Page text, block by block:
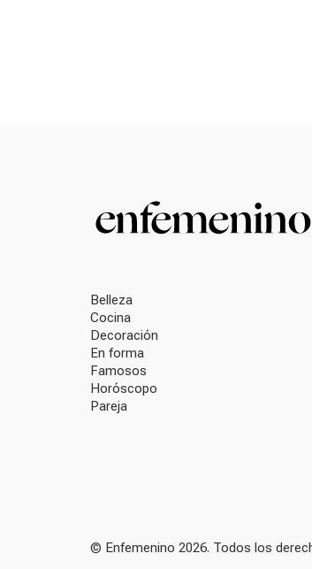
Belleza
Cocina
Decoración
En forma
Famosos
Horóscopo
Pareja
© Enfemenino 2026. Todos los